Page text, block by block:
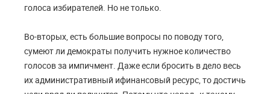
голоса избирателей. Но не только.
Во-вторых, есть большие вопросы по поводу того,
сумеют ли демократы получить нужное количество
голосов за импичмент. Даже если бросить в дело весь
их административный ифинансовый ресурс, то достичь